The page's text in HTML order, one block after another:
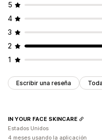
5
4
3
2
1
Escribir una reseña
IN YOUR FACE SKINCARE
Estados Unidos
4 meses usando la aplicación